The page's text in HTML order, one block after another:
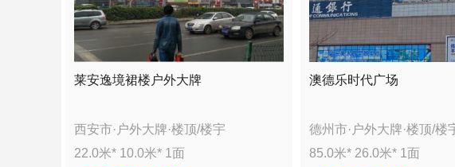
莱安逸境裙楼户外大牌
西安市· 户外大牌·楼顶/楼宇
22.0米* 10.0米* 1 面
澳德乐时代广场
德州市· 户外大牌·楼顶/楼
85.0米* 26.0米* 1 面